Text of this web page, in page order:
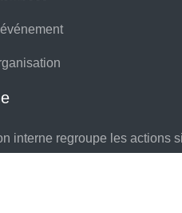
interne regroupe les actions